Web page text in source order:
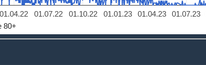
80+
01.01.23
01.04.22 01.07.22 01.10.22 01.04.23 01.07.23